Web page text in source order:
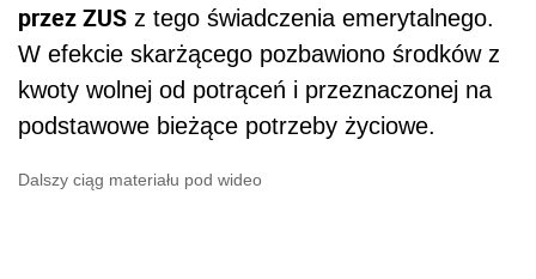
przez ZUS z tego świadczenia emerytalnego.
W efekcie skarżącego pozbawiono środków z
kwoty wolnej od potrąceń i przeznaczonej na
podstawowe bieżące potrzeby życiowe.
Dalszy ciąg materiału pod wideo